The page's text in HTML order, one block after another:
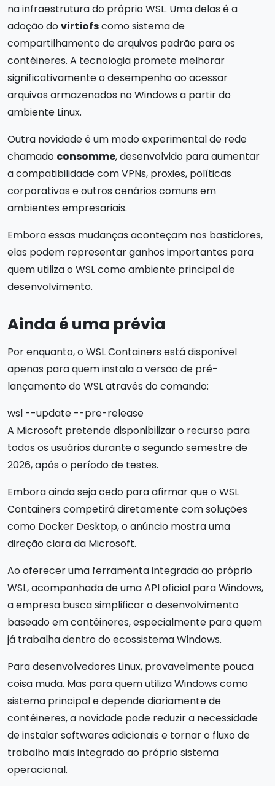
na infraestrutura do próprio WSL. Uma delas é a
adoção dovirtiofscomo sistema de
compartilhamento de arquivos padrão para os
contêineres. A tecnologia promete melhorar
significativamente o desempenho ao acessar
arquivos armazenados no Windows a partir do
ambiente Linux.
Outra novidade é um modo experimental de rede
chamado consomme, desenvolvido para aumentar
a compatibilidade com VPNs, proxies, políticas
corporativas e outros cenários comuns em
ambientes empresariais.
Embora essas mudanças aconteçam nos bastidores,
elas podem representar ganhos importantes para
quem utiliza o WSL como ambiente principal de
desenvolvimento.
Ainda é uma prévia
Por enquanto, o WSL Containers está disponível
apenas para quem instala a versão de pré-
lançamento do WSL através do comando:
wsl --update --pre-release
A Microsoft pretende disponibilizar o recurso para
todos os usuários durante o segundo semestre de
2026, após o período de testes.
Embora ainda seja cedo para afirmar que o WSL
Containers competirá diretamente com soluções
como Docker Desktop, o anúncio mostra uma
direção clara da Microsoft.
Ao oferecer uma ferramenta integrada ao próprio
WSL, acompanhada de uma API oficial para Windows,
a empresa busca simplificar o desenvolvimento
baseado em contêineres, especialmente para quem
já trabalha dentro do ecossistema Windows.
Para desenvolvedores Linux, provavelmente pouca
coisa muda. Mas para quem utiliza Windows como
sistema principal e depende diariamente de
contêineres, a novidade pode reduzir a necessidade
de instalar softwares adicionais e tornar o fluxo de
trabalho mais integrado ao próprio sistema
operacional.